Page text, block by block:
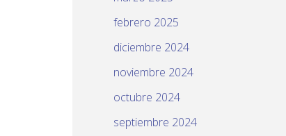
febrero 2025
diciembre 2024
noviembre 2024
octubre 2024
septiembre 2024